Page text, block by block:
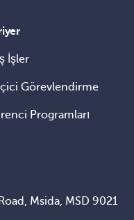
İşler
Görevlendirme
Programları
Msida, MSD 9021